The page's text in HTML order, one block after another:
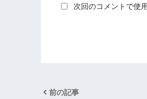
次回のコメントで使
前の記事